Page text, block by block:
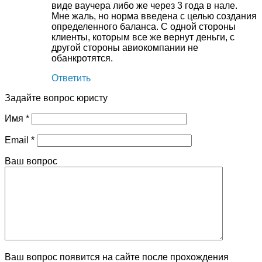
виде ваучера либо же через 3 года в нале.
Мне жаль, но норма введена с целью создания
определенного баланса. С одной стороны
клиенты, которым все же вернут деньги, с
другой стороны авиокомпании не
обанкротятся.
Ответить
Задайте вопрос юристу
Имя *
Email *
Ваш вопрос
Ваш вопрос появится на сайте после прохождения